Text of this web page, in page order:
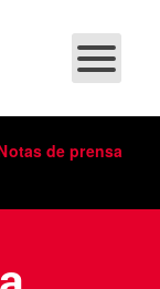
de prensa